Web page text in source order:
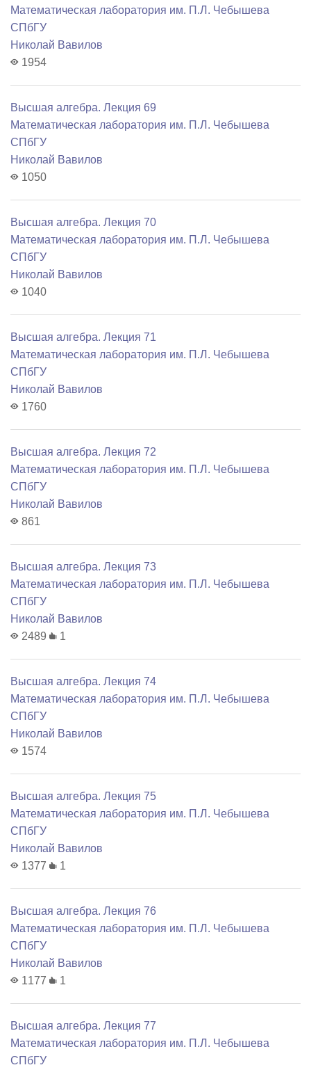
Математичеcкая лаборатория им. П.Л. Чебышева
СПбГУ
Николай Вавилов
1954
Высшая алгебра. Лекция 69
Математичеcкая лаборатория им. П.Л. Чебышева
СПбГУ
Николай Вавилов
1050
Высшая алгебра. Лекция 70
Математичеcкая лаборатория им. П.Л. Чебышева
СПбГУ
Николай Вавилов
1040
Высшая алгебра. Лекция 71
Математичеcкая лаборатория им. П.Л. Чебышева
СПбГУ
Николай Вавилов
1760
Высшая алгебра. Лекция 72
Математичеcкая лаборатория им. П.Л. Чебышева
СПбГУ
Николай Вавилов
861
Высшая алгебра. Лекция 73
Математичеcкая лаборатория им. П.Л. Чебышева
СПбГУ
Николай Вавилов
2489
1
Высшая алгебра. Лекция 74
Математичеcкая лаборатория им. П.Л. Чебышева
СПбГУ
Николай Вавилов
1574
Высшая алгебра. Лекция 75
Математичеcкая лаборатория им. П.Л. Чебышева
СПбГУ
Николай Вавилов
1377
1
Высшая алгебра. Лекция 76
Математичеcкая лаборатория им. П.Л. Чебышева
СПбГУ
Николай Вавилов
1177
1
Высшая алгебра. Лекция 77
Математичеcкая лаборатория им. П.Л. Чебышева
СПбГУ